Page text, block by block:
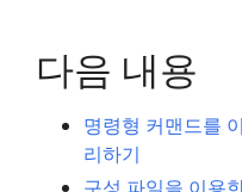
다음 내용
명령형 커맨드를
리하기